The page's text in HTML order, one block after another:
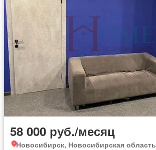
58 000 руб./месяц
Новосибирск, Новосибирская область